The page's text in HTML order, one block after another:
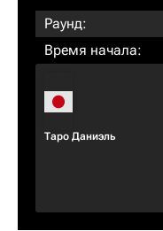
Раунд:
Время начала:
Таро Даниэль